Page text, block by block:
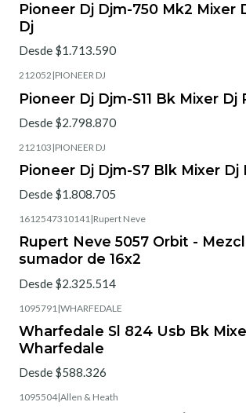
Pioneer Dj Djm-750 Mk2 Mixer
Dj
Desde $1.713.590
212052 |PIONEER DJ
Pioneer Dj Djm-S11 Bk Mixer Dj
Desde $2.798.870
212103 |PIONEER DJ
Pioneer Dj Djm-S7 Blk Mixer Dj
Desde $1.808.705
1612547310141|Rupert Neve
Rupert Neve 5057 Orbit -
sumador de 16x2
Desde $2.325.514
1095791 |WHARFEDALE
Wharfedale Sl 824 Usb Bk
Wharfedale
Desde $588.326
1095504|Allen & Heath